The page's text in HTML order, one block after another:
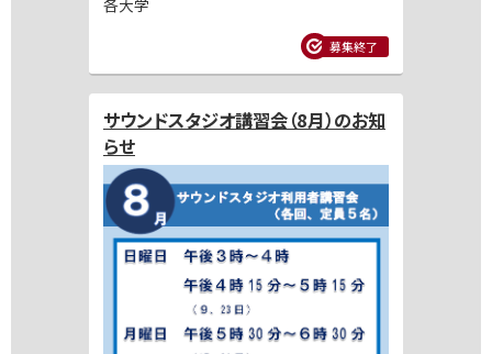
募集終了
サウンドスタジオ講習会（8月）のお知
らせ